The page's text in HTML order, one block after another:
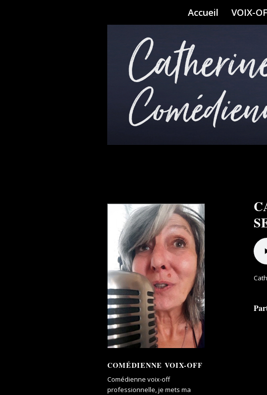
Accueil VOIX-
COMÉDIENNE VOIX-OFF
Comédienne voix-off
professionnelle, je mets ma